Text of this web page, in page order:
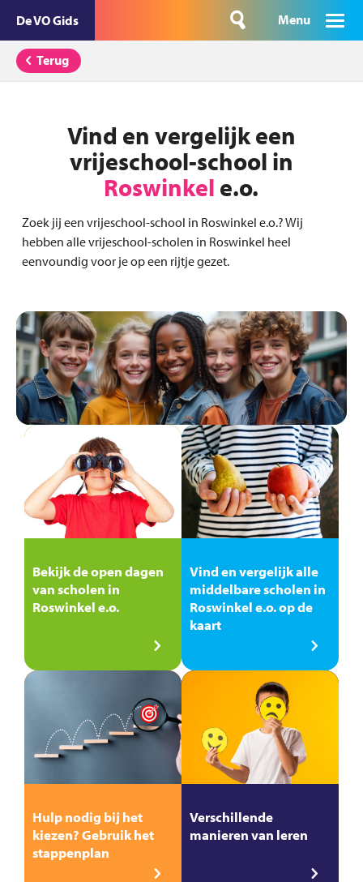
De VO Gids Menu
Terug
Vind en vergelijk een
vrijeschool-school in
Roswinkel e.o.
Zoek jij een vrijeschool-school in Roswinkel e.o.? Wij
hebben alle vrijeschool-scholen in Roswinkel heel
eenvoundig voor je op een rijtje gezet.
Bekijk de open dagen
van scholen in
Roswinkel e.o.
Vind en vergelijk alle
middelbare scholen in
Roswinkel e.o. op de
kaart
Hulp nodig bij het
kiezen? Gebruik het
stappenplan
Verschillende
manieren van leren